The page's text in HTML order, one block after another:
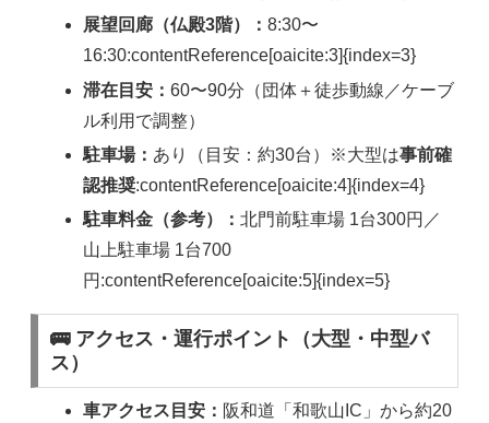
展望回廊（仏殿3階）：8:30〜
16:30:contentReference[oaicite:3]{index=3}
滞在目安：60〜90分（団体＋徒歩動線／ケーブ
ル利用で調整）
駐車場： あり（目安：約30台）※大型は事前確
認推奨:contentReference[oaicite:4]{index=4}
駐車料金（参考）：北門前駐車場 1台300円／
山上駐車場 1台700
円:contentReference[oaicite:5]{index=5}
🚌 アクセス・運行ポイント（大型・中型バ
ス）
車アクセス目安： 阪和道「和歌山IC」から約20